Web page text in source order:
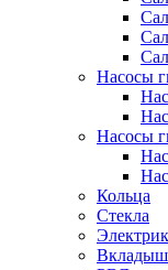
Насосы
Насосы
Кольца
Стекла